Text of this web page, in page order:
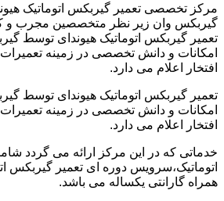
مرکز تخصصی تعمیر گیربکس اتوماتیک
گیربکس وان زیر نظر متخصصین مجرب و
تعمیر گیربکس اتوماتیک هیوندای توسط
امکانات و دانش تخصصی در زمینه
افتخار اعلام می دارد.
تعمیر گیربکس اتوماتیک هیوندای توسط
امکانات و دانش تخصصی در زمینه
افتخار اعلام می دارد.
خدماتی که در این مرکز ارائه می گردد
اتوماتیک،سرویس دوره ای تعمیر گیربکس
همراه گارانتی یکساله می باشد.